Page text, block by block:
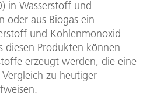
in Wasserstoff und
oder aus Biogas ein
und Kohlenmonoxid
diesen Produkten können
erzeugt werden, die eine
zu heutiger